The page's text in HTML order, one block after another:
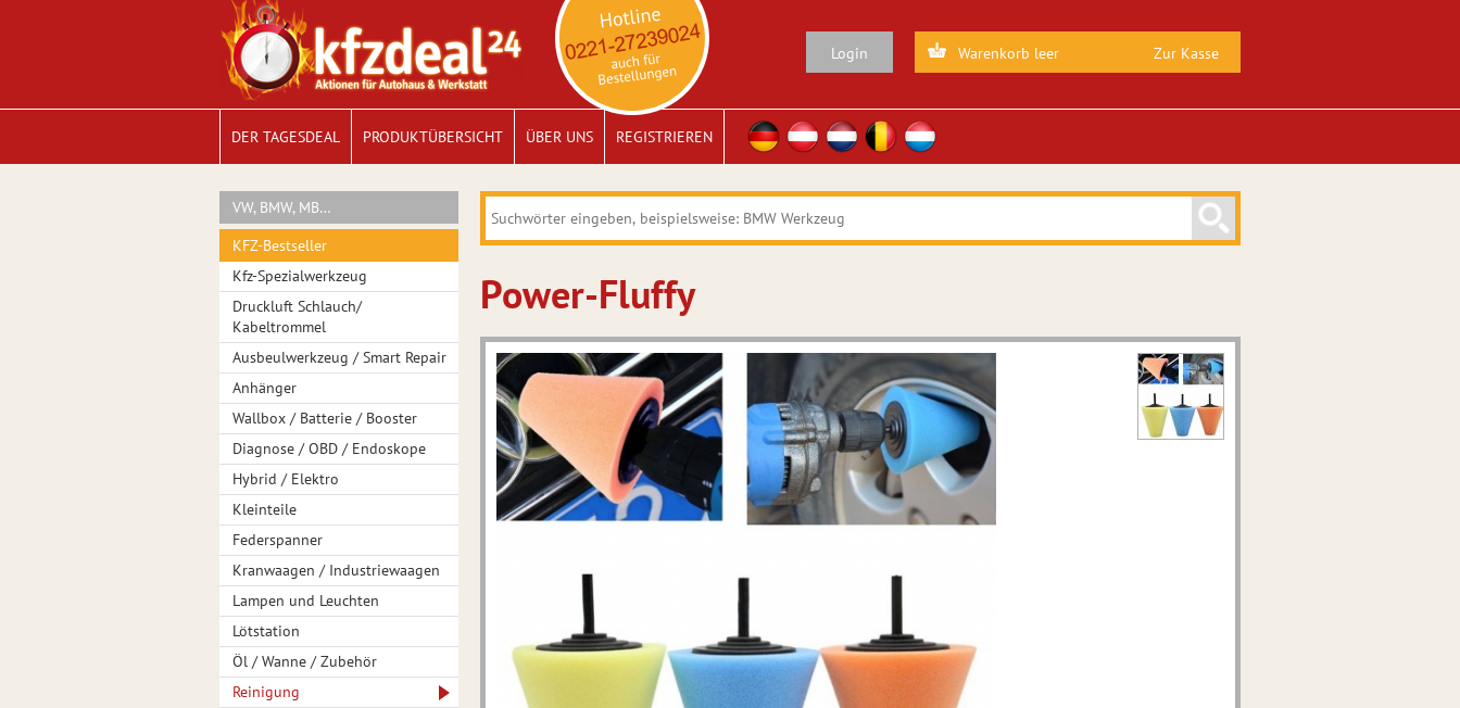
Warenkorb leer Zur Kasse
Login
DER TAGESDEAL PRODUKTÜBERSICHT ÜBER UNS REGISTRIEREN
VW, BMW, MB…
KFZ-Bestseller
Kfz-Spezialwerkzeug
Druckluft Schlauch/
Kabeltrommel
Ausbeulwerkzeug / Smart Repair
Anhänger
Wallbox / Batterie / Booster
Diagnose / OBD / Endoskope
Hybrid / Elektro
Kleinteile
Federspanner
Kranwaagen / Industriewaagen
Lampen und Leuchten
Lötstation
Öl / Wanne / Zubehör
Reinigung
Power-Fluffy